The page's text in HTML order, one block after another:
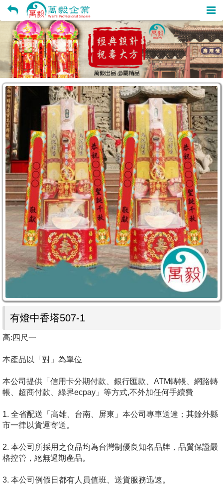
有燈中香塔507-1
高:四尺一
本產品以「對」為單位
本公司提供「信用卡分期付款、銀行匯款、ATM轉帳、網路轉
帳、超商付款、綠界ecpay」等方式,不外加任何手續費
1. 全省配送「高雄、台南、屏東」本公司專車送達；其餘外縣
市一律以貨運寄送。
2. 本公司所採用之食品均為台灣制優良知名品牌，品質保證嚴
格控管，絕無過期產品。
3. 本公司例假日都有人員值班、送貨服務迅速。